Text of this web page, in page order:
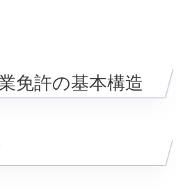
免許の基本構造